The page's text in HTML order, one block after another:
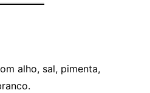
alho, sal, pimenta,